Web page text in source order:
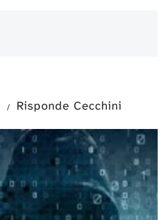
Risponde Cecchini